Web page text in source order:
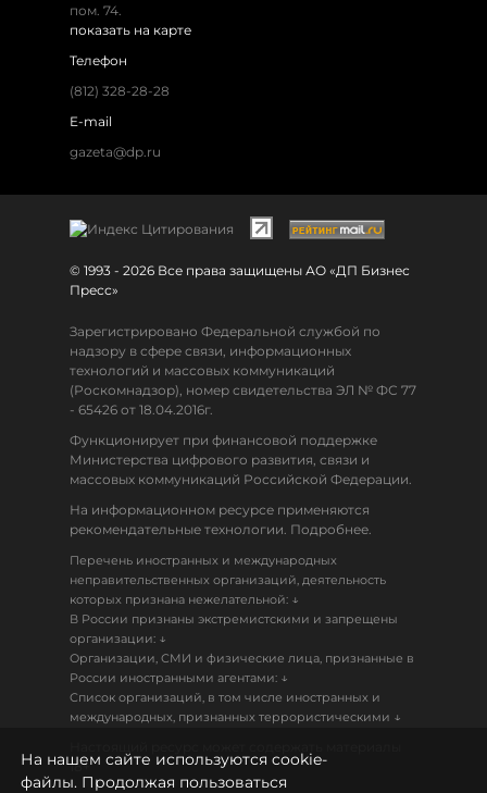
пом. 74.
показать на карте
Телефон
(812) 328-28-28
E-mail
gazeta@dp.ru
© 1993 - 2026 Все права защищены АО «ДП Бизнес
Пресс»
Зарегистрировано Федеральной службой по
надзору в сфере связи, информационных
технологий и массовых коммуникаций
(Роскомнадзор), номер свидетельства ЭЛ № ФС 77
- 65426 от 18.04.2016г.
Функционирует при финансовой поддержке
Министерства цифрового развития, связи и
массовых коммуникаций Российской Федерации.
На информационном ресурсе применяются
рекомендательные технологии. Подробнее.
Перечень иностранных и международных
неправительственных организаций, деятельность
которых признана нежелательной: ↓
В России признаны экстремистскими и запрещены
организации: ↓
Организации, СМИ и физические лица, признанные в
России иностранными агентами: ↓
Список организаций, в том числе иностранных и
международных, признанных террористическими ↓
18+
На нашем сайте используются cookie-
файлы. Продолжая пользоваться